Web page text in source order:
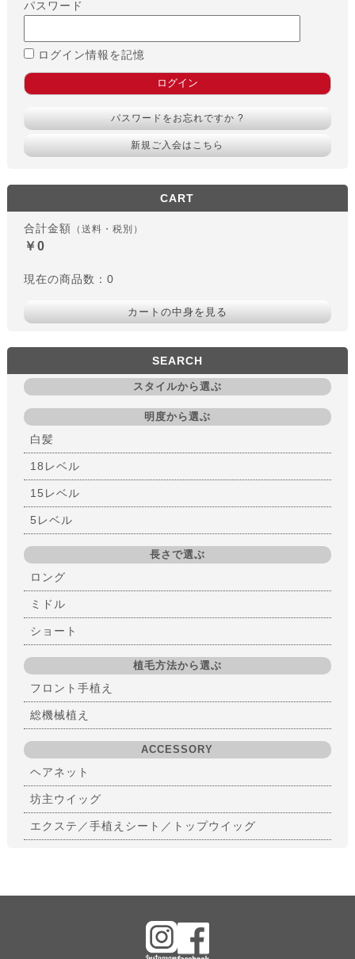
パスワード
ログイン情報を記憶
パスワードをお忘れですか ?
新規ご入会はこちら
CART
合計金額 （送料・税別）
￥0
現在の商品数：0
カートの中身を見る
SEARCH
スタイルから選ぶ
明度から選ぶ
白髪
18レベル
15レベル
5レベル
長さで選ぶ
ロング
ミドル
ショート
植毛方法から選ぶ
フロント手植え
総機械植え
ACCESSORY
ヘアネット
坊主ウイッグ
エクステ／手植えシート／トップウイッグ